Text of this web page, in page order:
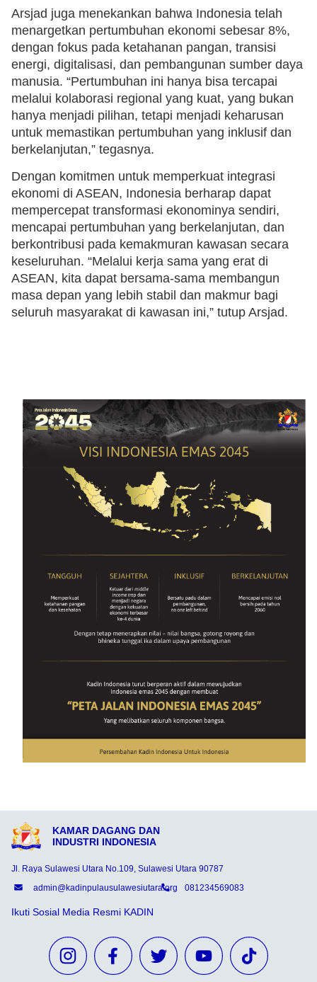
Arsjad juga menekankan bahwa Indonesia telah
menargetkan pertumbuhan ekonomi sebesar 8%,
dengan fokus pada ketahanan pangan, transisi
energi, digitalisasi, dan pembangunan sumber daya
manusia. “Pertumbuhan ini hanya bisa tercapai
melalui kolaborasi regional yang kuat, yang bukan
hanya menjadi pilihan, tetapi menjadi keharusan
untuk memastikan pertumbuhan yang inklusif dan
berkelanjutan,” tegasnya.
Dengan komitmen untuk memperkuat integrasi
ekonomi di ASEAN, Indonesia berharap dapat
mempercepat transformasi ekonominya sendiri,
mencapai pertumbuhan yang berkelanjutan, dan
berkontribusi pada kemakmuran kawasan secara
keseluruhan. “Melalui kerja sama yang erat di
ASEAN, kita dapat bersama-sama membangun
masa depan yang lebih stabil dan makmur bagi
seluruh masyarakat di kawasan ini,” tutup Arsjad.
KAMAR DAGANG DAN
INDUSTRI INDONESIA
Jl. Raya Sulawesi Utara No.109, Sulawesi Utara 90787
admin@kadinpulausulawesiutara.org
081234569083
Ikuti Sosial Media Resmi KADIN